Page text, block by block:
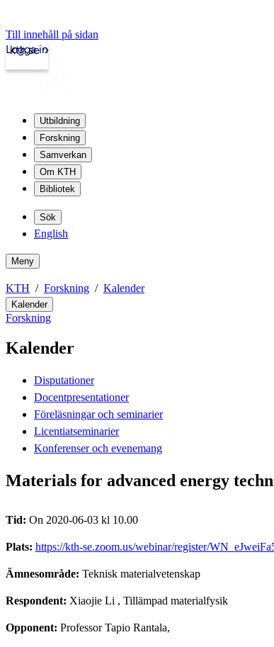
Till innehåll på sidan
kth.se
Logga in
Utbildning
Forskning
Samverkan
Om KTH
Bibliotek
Sök
English
Meny
KTH Forskning Kalender
Kalender
Forskning
Kalender
Disputationer
Docentpresentationer
Föreläsningar och seminarier
Licentiatseminarier
Konferenser och evenemang
Materials for advanced energy
Tid: On 2020-06-03 kl 10.00
Plats: https://kth-se.zoom.us/webinar/register/
Ämnesområde: Teknisk materialvetenskap
Respondent: Xiaojie Li , Tillämpad materialfysik
Opponent: Professor Tapio Rantala,